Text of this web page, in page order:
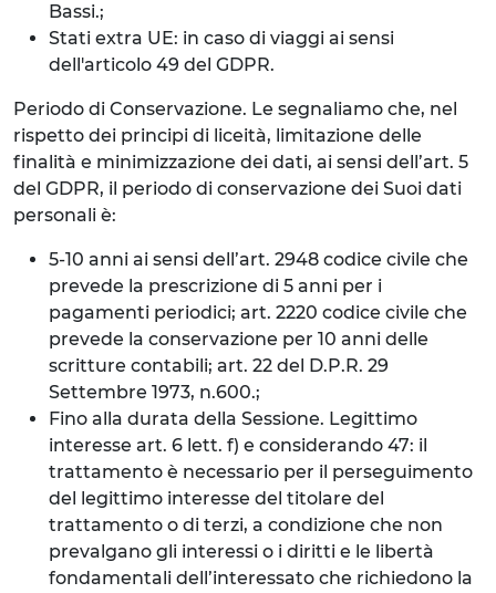
Bassi.;
Stati extra UE: in caso di viaggi ai sensi
dell'articolo 49 del GDPR.
Periodo di Conservazione. Le segnaliamo che, nel
rispetto dei principi di liceità, limitazione delle
finalità e minimizzazione dei dati, ai sensi dell’art. 5
del GDPR, il periodo di conservazione dei Suoi dati
personali è:
5-10 anni ai sensi dell’art. 2948 codice civile che
prevede la prescrizione di 5 anni per i
pagamenti periodici; art. 2220 codice civile che
prevede la conservazione per 10 anni delle
scritture contabili; art. 22 del D.P.R. 29
Settembre 1973, n.600.;
Fino alla durata della Sessione. Legittimo
interesse art. 6 lett. f) e considerando 47: il
trattamento è necessario per il perseguimento
del legittimo interesse del titolare del
trattamento o di terzi, a condizione che non
prevalgano gli interessi o i diritti e le libertà
fondamentali dell’interessato che richiedono la